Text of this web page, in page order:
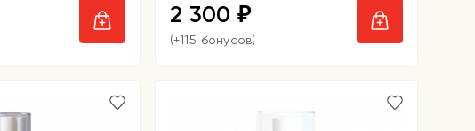
2 300 ₽
(+115 бонусов)